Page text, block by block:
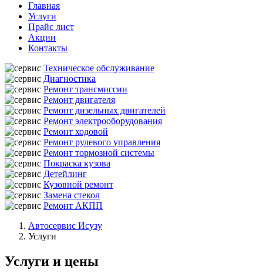
Главная
Услуги
Прайс лист
Акции
Контакты
Техническое обслуживание
Диагностика
Ремонт трансмиссии
Ремонт двигателя
Ремонт дизельных двигателей
Ремонт электрооборудования
Ремонт ходовой
Ремонт рулевого управления
Ремонт тормозной системы
Покраска кузова
Детейлинг
Кузовной ремонт
Замена стекол
Ремонт АКПП
Автосервис Исузу
Услуги
Услуги и цены